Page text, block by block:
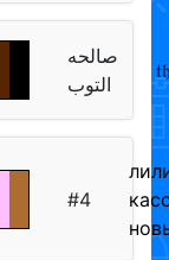
صالحه
التوب
#4